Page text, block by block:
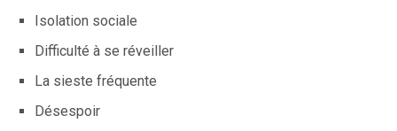
Isolation sociale
Difficulté à se réveiller
La sieste fréquente
Désespoir